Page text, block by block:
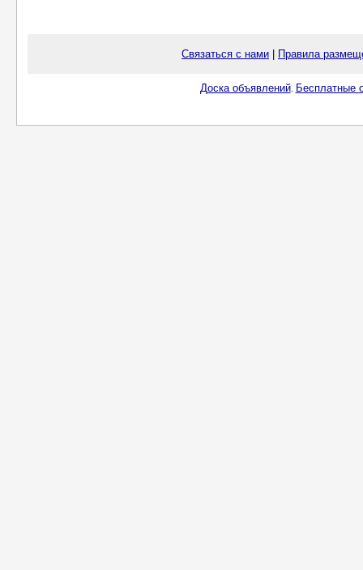
Связаться с нами Правила
Доска объявлений. Бесплатные